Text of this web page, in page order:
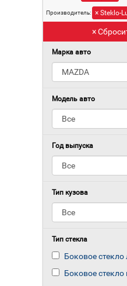
Производитель: × Steklo-
×
Марка авто
Модель авто
Год выпуска
Тип кузова
Тип стекла
Боковое стекло
Боковое стекло